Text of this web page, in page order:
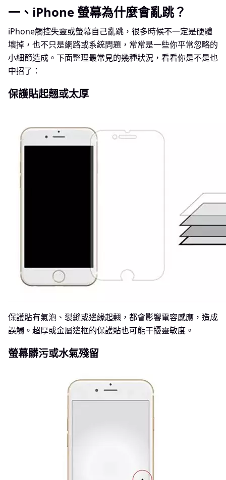
一、iPhone 螢幕為什麼會亂跳？
iPhone觸控失靈或螢幕自己亂跳，很多時候不一定是硬體
壞掉，也不只是網路或系統問題，常常是一些你平常忽略的
小細節造成。下面整理最常見的幾種狀況，看看你是不是也
中招了：
保護貼起翹或太厚
保護貼有氣泡、裂縫或邊緣起翹，都會影響電容感應，造成
誤觸。超厚或金屬邊框的保護貼也可能干擾靈敏度。
螢幕髒污或水氣殘留